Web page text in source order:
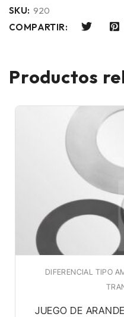
SKU: 920
COMPARTIR:
Productos
DIFERENCIAL TIPO
JUEGO DE